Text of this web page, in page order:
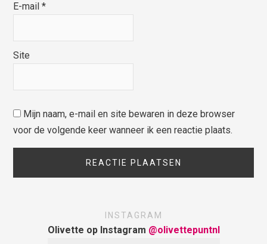
E-mail*
Site
Mijn naam, e-mail en site bewaren in deze browser
voor de volgende keer wanneer ik een reactie plaats.
INSTAGRAM
Olivette op Instagram @olivettepuntnl